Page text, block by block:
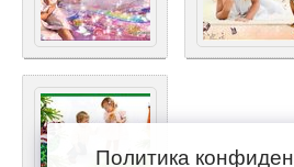
Политика